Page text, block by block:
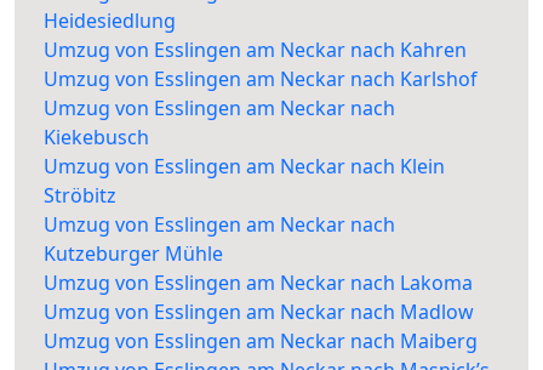
Heidesiedlung
Umzug von Esslingen am Neckar nach Kahren
Umzug von Esslingen am Neckar nach Karlshof
Umzug von Esslingen am Neckar nach
Kiekebusch
Umzug von Esslingen am Neckar nach Klein
Ströbitz
Umzug von Esslingen am Neckar nach
Kutzeburger Mühle
Umzug von Esslingen am Neckar nach Lakoma
Umzug von Esslingen am Neckar nach Madlow
Umzug von Esslingen am Neckar nach Maiberg